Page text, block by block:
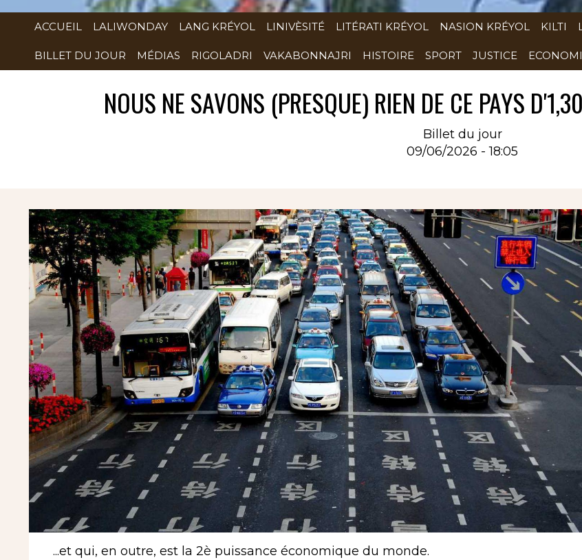
ACCUEIL LALIWONDAY LANG KRÉYOL LINIVÈSITÉ LITÉRATI KRÉYOL NASION KRÉYOL KILTI
BILLET DU JOUR MÉDIAS RIGOLADRI VAKABONNAJRI HISTOIRE SPORT JUSTICE
NOUS NE SAVONS (PRESQUE) RIEN DE CE PAYS
Billet du jour
09/06/2026 - 18:05
...et qui, en outre, est la 2è puissance économique du monde.